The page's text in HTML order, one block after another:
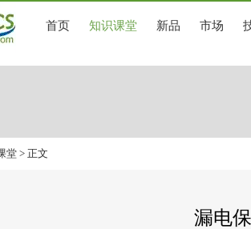
首页 知识课堂 新品 市场
堂 > 正文
漏电